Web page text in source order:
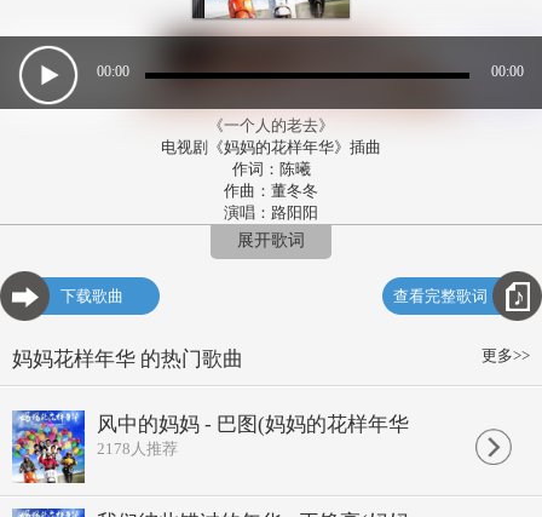
00:00 00:00
《一个人的老去》
电视剧《妈妈的花样年华》插曲
作词：陈曦
作曲：董冬冬
演唱：路阳阳
这是我走过最漫长最寒冷的冬季
也是我觉得最短暂最温暖的一季
不用去回避这每个人都会有的经历
也是我做过最快乐最寂静的决定
不用去逃避这多少人都走过的曾经
生命眷顾了我让呼吸自由的来去
像寒冬腊月的好天气
静待眼前的雾散去
展开歌词
下载歌曲 查看完整歌词
更多>>
妈妈花样年华 的热门歌曲
风中的妈妈 - 巴图(妈妈的花样年华
2178 人推荐